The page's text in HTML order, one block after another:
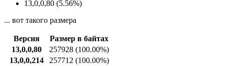
13,0,0,80 (5.56%)
... вот такого размера
Версия
Размер в байтах
13,0,0,80
257928 (100.00%)
13,0,0,214
257712 (100.00%)